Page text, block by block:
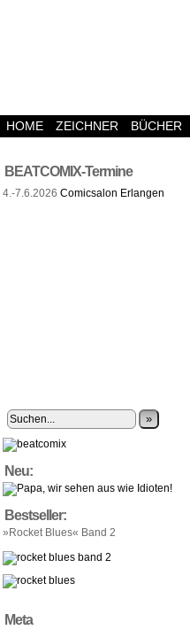
HOME ZEICHNER BÜCHER
BEATCOMIX-Termine
4.-7.6.2026 Comicsalon Erlangen
»
Neu:
Bestseller:
»Rocket Blues« Band 2
Meta